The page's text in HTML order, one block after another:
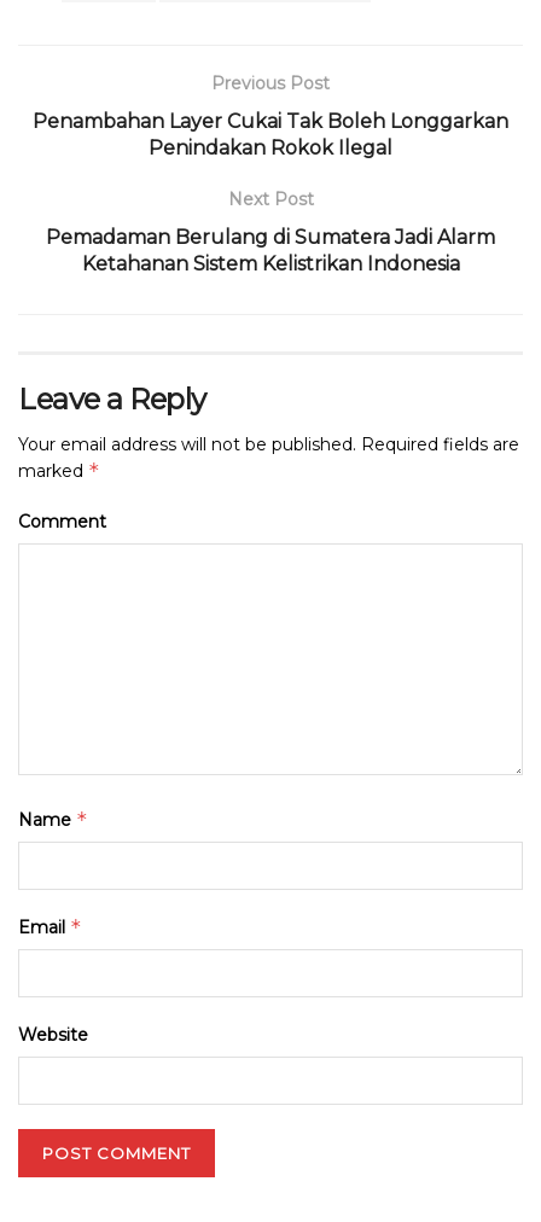
o
p
p
ra
m
d
s
Previous Post
Penambahan Layer Cukai Tak Boleh Longgarkan
Penindakan Rokok Ilegal
Next Post
Pemadaman Berulang di Sumatera Jadi Alarm
Ketahanan Sistem Kelistrikan Indonesia
Leave a Reply
Your email address will not be published. Required fields are
marked *
Comment
Name *
Email *
Website